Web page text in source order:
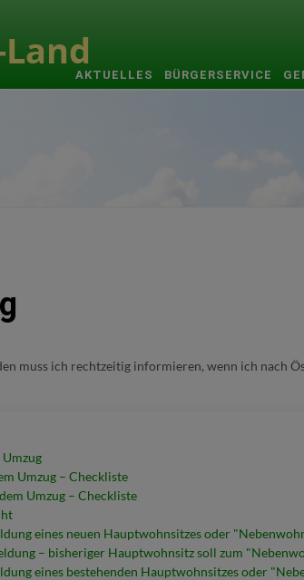
AKTUELLES BÜRGERSERVICE
muss ich rechtzeitig informieren, wenn ich nach
Umzug – Checkliste
Umzug – Checkliste
eines neuen Hauptwohnsitzes oder
– bisheriger Hauptwohnsitz soll zum
eines bestehenden Hauptwohnsitzes oder